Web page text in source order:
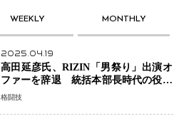
WEEKLY MONTHLY
2025.04.19
高田延彦氏、RIZIN「男祭り」出演オ
ファーを辞退 統括本部長時代の役目
「すでに終えています」と明言
格闘技